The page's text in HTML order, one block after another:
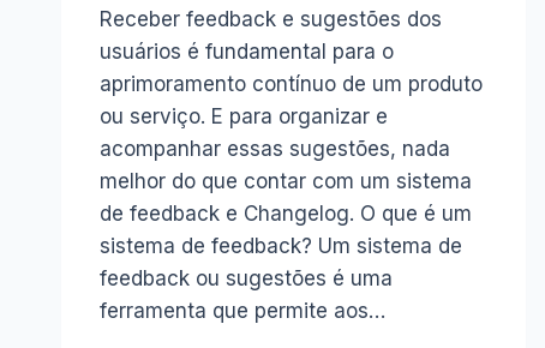
Receber feedback e sugestões dos
usuários é fundamental para o
aprimoramento contínuo de um produto
ou serviço. E para organizar e
acompanhar essas sugestões, nada
melhor do que contar com um sistema
de feedback e Changelog. O que é um
sistema de feedback? Um sistema de
feedback ou sugestões é uma
ferramenta que permite aos…